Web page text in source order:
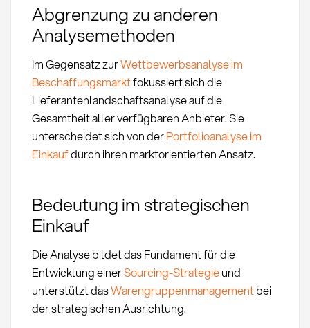
Abgrenzung zu anderen
Analysemethoden
Im Gegensatz zurWettbewerbsanalyse im
Beschaffungsmarktfokussiert sich die
Lieferantenlandschaftsanalyse auf die
Gesamtheit aller verfügbaren Anbieter. Sie
unterscheidet sich von derPortfolioanalyse im
Einkaufdurch ihren marktorientierten Ansatz.
Bedeutung im strategischen
Einkauf
Die Analyse bildet das Fundament für die
Entwicklung einerSourcing-Strategieund
unterstützt dasWarengruppenmanagementbei
der strategischen Ausrichtung.